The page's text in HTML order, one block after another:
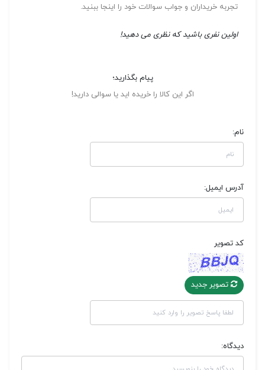
تجربه خریداران و جواب سوالات خود را اینجا ببنید.
اولین نفری باشید که نظری می دهید!
پیام بگذارید؛
اگر این کالا را خریده اید یا سوالی دارید!
نام:
آدرس ایمیل:
کد تصویر
تصویر جدید
دیدگاه: